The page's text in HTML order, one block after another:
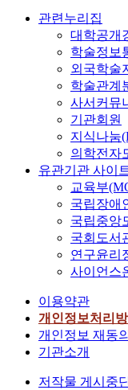
관련누리집
대학공개
학술정보
외국학술
학술관계
사서커뮤
기관회원
지식나눔
의학전자
유관기관 사이
교육부
국립장애
국립중앙
국회도서
연구윤리
사이언스
이용약관
개인정보처리
개인정보 재동의
기관소개
저작물 게시중